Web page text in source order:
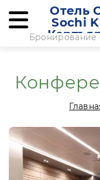
Отель
Sochi
Бронирование